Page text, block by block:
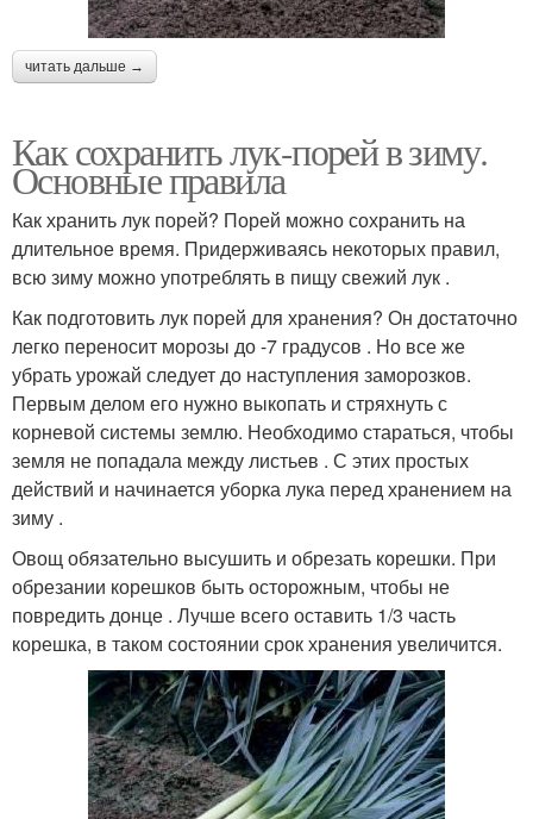
читать дальше →
Как сохранить лук-порей в зиму.
Основные правила
Как хранить лук порей? Порей можно сохранить на
длительное время. Придерживаясь некоторых правил,
всю зиму можно употреблять в пищу свежий лук .
Как подготовить лук порей для хранения? Он достаточно
легко переносит морозы до -7 градусов . Но все же
убрать урожай следует до наступления заморозков.
Первым делом его нужно выкопать и стряхнуть с
корневой системы землю. Необходимо стараться, чтобы
земля не попадала между листьев . С этих простых
действий и начинается уборка лука перед хранением на
зиму .
Овощ обязательно высушить и обрезать корешки. При
обрезании корешков быть осторожным, чтобы не
повредить донце . Лучше всего оставить 1/3 часть
корешка, в таком состоянии срок хранения увеличится.